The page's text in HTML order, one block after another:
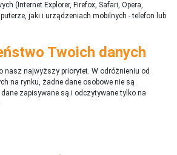
(Internet Explorer, Firefox, Safari, Opera,
jaki i urządzeniach mobilnych - telefon lub
Twoich danych
nasz najwyższy priorytet. W odróżnieniu od
na rynku, żadne dane osobowe nie są
zapisywane są i odczytywane tylko na